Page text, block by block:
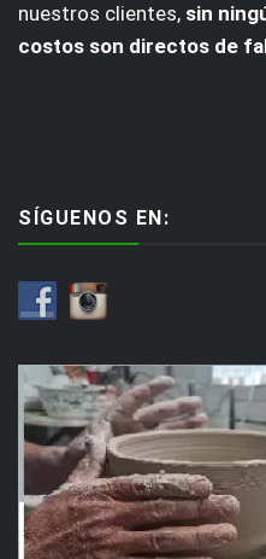
nuestros clientes, sin
costos son directos de
SÍGUENOS EN: